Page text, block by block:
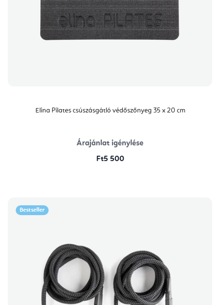
Elina Pilates csúszásgátló védőszőnyeg 35 x 20 cm
Árajánlat igénylése
Ft5 500
Bestseller